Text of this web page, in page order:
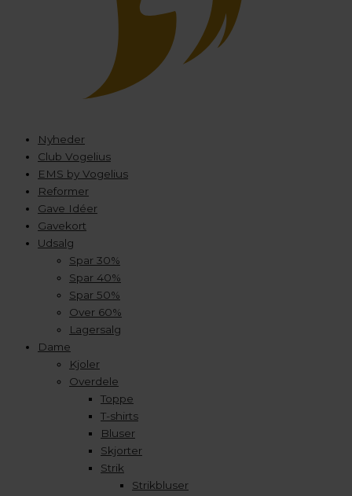
Nyheder
Club Vogelius
EMS by Vogelius
Reformer
Gave Idéer
Gavekort
Udsalg
Spar 30%
Spar 40%
Spar 50%
Over 60%
Lagersalg
Dame
Kjoler
Overdele
Toppe
T-shirts
Bluser
Skjorter
Strik
Strikbluser